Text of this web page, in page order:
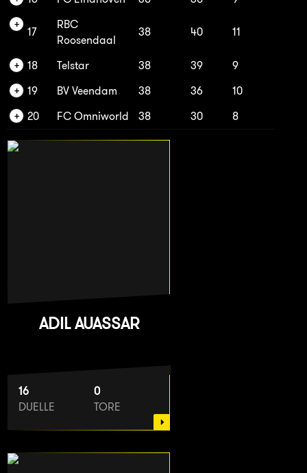
17
RBC
Roosendaal
38 40 11
18 Telstar 38 39
9
19
BV Veendam 38 36
10
20
FC Omniworld 38 30 8
ADIL AUASSAR
16
DUELLE
0
TORE